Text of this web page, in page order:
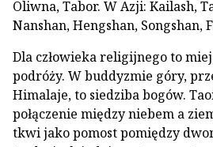
Oliwna, Tabor. W Azji: Kailash,
Nanshan, Hengshan, Songshan,
Dla człowieka religijnego to
podróży. W buddyzmie góry,
Himalaje, to siedziba bogów.
połączenie między niebem a
tkwi jako pomost pomiędzy